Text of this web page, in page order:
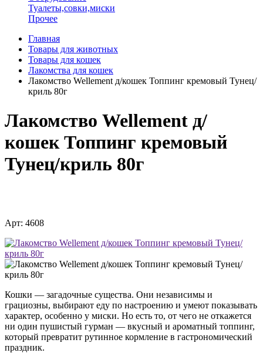
Туалеты,совки,миски
Прочее
Главная
Товары для животных
Товары для кошек
Лакомства для кошек
Лакомство Wellement д/кошек Топпинг кремовый Тунец/
криль 80г
Лакомство Wellement д/
кошек Топпинг кремовый
Тунец/криль 80г
Арт: 4608
Кошки — загадочные существа. Они независимы и
грациозны, выбирают еду по настроению и умеют показывать
характер, особенно у миски. Но есть то, от чего не откажется
ни один пушистый гурман — вкусный и ароматный топпинг,
который превратит рутинное кормление в гастрономический
праздник.